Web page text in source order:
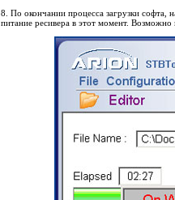
8. По окончании процесса загрузки софта,
питание ресивера в этот момент.